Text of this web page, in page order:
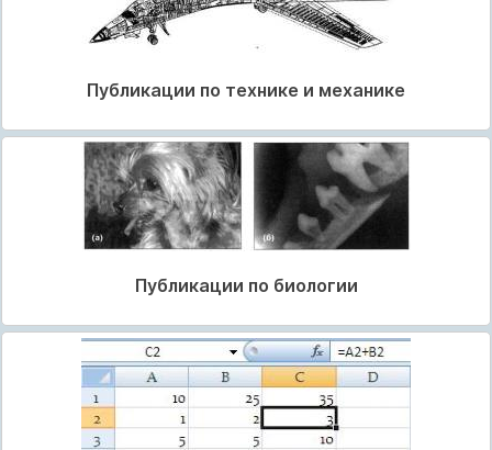
Публикации по технике и механике
Публикации по биологии